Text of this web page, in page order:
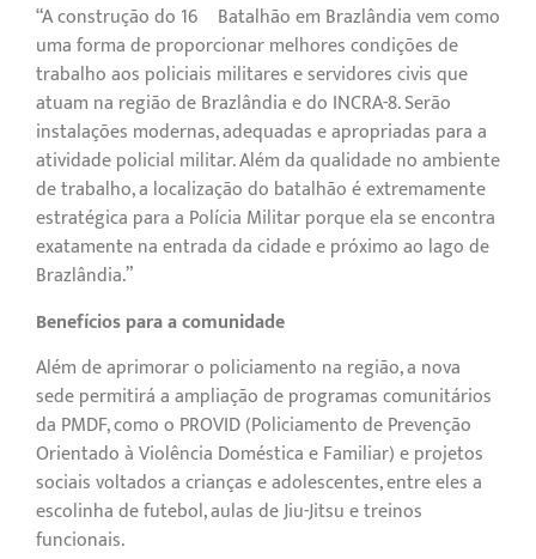
“A construção do 16º Batalhão em Brazlândia vem como
uma forma de proporcionar melhores condições de
trabalho aos policiais militares e servidores civis que
atuam na região de Brazlândia e do INCRA-8. Serão
instalações modernas, adequadas e apropriadas para a
atividade policial militar. Além da qualidade no ambiente
de trabalho, a localização do batalhão é extremamente
estratégica para a Polícia Militar porque ela se encontra
exatamente na entrada da cidade e próximo ao lago de
Brazlândia.”
Benefícios para a comunidade
Além de aprimorar o policiamento na região, a nova
sede permitirá a ampliação de programas comunitários
da PMDF, como o PROVID (Policiamento de Prevenção
Orientado à Violência Doméstica e Familiar) e projetos
sociais voltados a crianças e adolescentes, entre eles a
escolinha de futebol, aulas de Jiu-Jitsu e treinos
funcionais.